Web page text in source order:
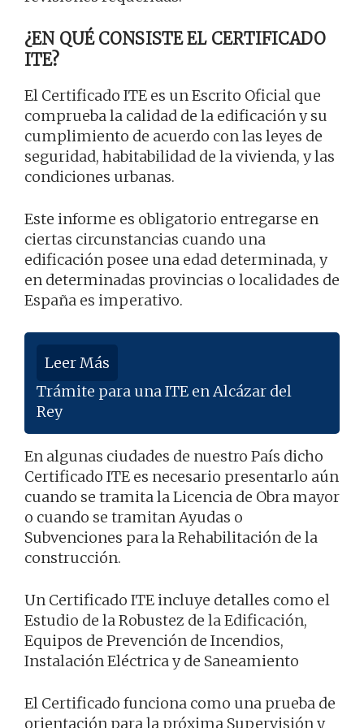
¿EN QUÉ CONSISTE EL CERTIFICADO
ITE?
El Certificado ITE es un Escrito Oficial que
comprueba la calidad de la edificación y su
cumplimiento de acuerdo con las leyes de
seguridad, habitabilidad de la vivienda, y las
condiciones urbanas.
Este informe es obligatorio entregarse en
ciertas circunstancias cuando una
edificación posee una edad determinada, y
en determinadas provincias o localidades de
España es imperativo.
Leer Más
Trámite para una ITE en Alcázar del
Rey
En algunas ciudades de nuestro País dicho
Certificado ITE es necesario presentarlo aún
cuando se tramita la Licencia de Obra mayor
o cuando se tramitan Ayudas o
Subvenciones para la Rehabilitación de la
construcción.
Un Certificado ITE incluye detalles como el
Estudio de la Robustez de la Edificación,
Equipos de Prevención de Incendios,
Instalación Eléctrica y de Saneamiento
El Certificado funciona como una prueba de
orientación para la próxima Supervisión y